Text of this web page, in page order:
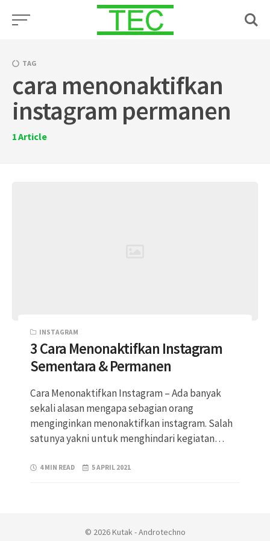
TAG
cara menonaktifkan
instagram permanen
1Article
INSTAGRAM
3 Cara Menonaktifkan Instagram
Sementara & Permanen
Cara Menonaktifkan Instagram – Ada banyak
sekali alasan mengapa sebagian orang
menginginkan menonaktifkan instagram. Salah
satunya yakni untuk menghindari kegiatan…
4 MIN READ 5 APRIL 2021
© 2026 Kutak - Androtechno